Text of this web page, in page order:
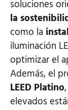
soluciones
la
como la
iluminación
optimizar el
Además, el
LEED Platino
elevados